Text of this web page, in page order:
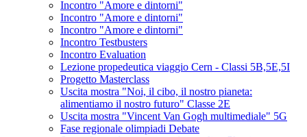
Incontro "Amore e dintorni"
Incontro "Amore e dintorni"
Incontro "Amore e dintorni"
Incontro Testbusters
Incontro Evaluation
Lezione propedeutica viaggio Cern - Classi 5B,5E,5I
Progetto Masterclass
Uscita mostra "Noi, il cibo, il nostro pianeta:
alimentiamo il nostro futuro" Classe 2E
Uscita mostra "Vincent Van Gogh multimediale" 5G
Fase regionale olimpiadi Debate